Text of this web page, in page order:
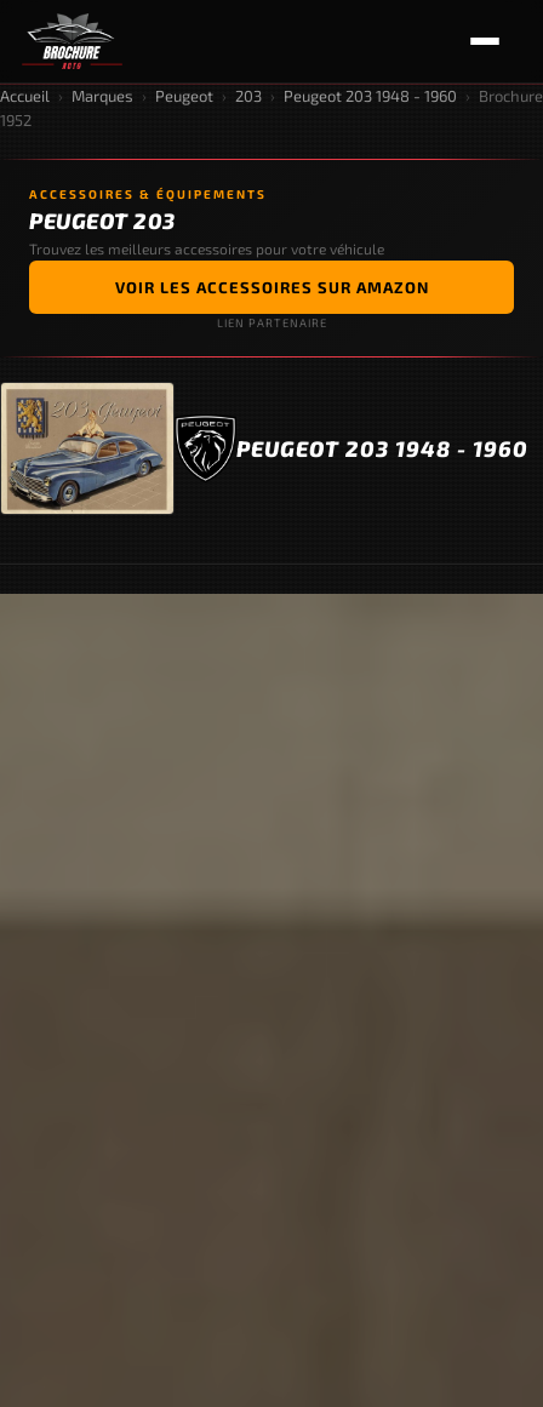
Accueil › Marques › Peugeot › 203 › Peugeot 203 1948 - 1960 › Brochure
1952
ACCESSOIRES & ÉQUIPEMENTS
PEUGEOT 203
Trouvez les meilleurs accessoires pour votre véhicule
VOIR LES ACCESSOIRES SUR AMAZON
LIEN PARTENAIRE
PEUGEOT 203 1948 - 1960